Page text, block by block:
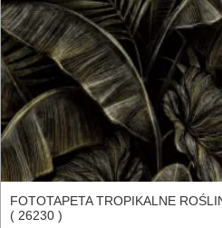
FOTOTAPETA TROPIKALNE
( 26230 )